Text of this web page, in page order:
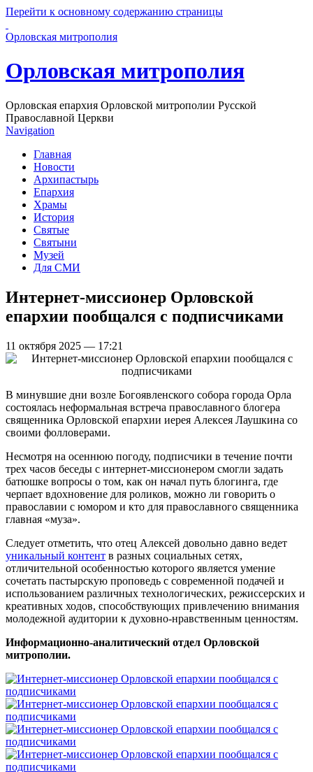
Перейти к основному содержанию страницы
Орловская митрополия
Орловская митрополия
Орловская епархия Орловской митрополии Русской
Православной Церкви
Navigation
Главная
Новости
Архипастырь
Епархия
Храмы
История
Святые
Святыни
Музей
Для СМИ
Интернет-миссионер Орловской
епархии пообщался с подписчиками
11 октября 2025 — 17:21
В минувшие дни возле Богоявленского собора города Орла
состоялась неформальная встреча православного блогера
священника Орловской епархии иерея Алексея Лаушкина со
своими фолловерами.
Несмотря на осеннюю погоду, подписчики в течение почти
трех часов беседы с интернет-миссионером смогли задать
батюшке вопросы о том, как он начал путь блогинга, где
черпает вдохновение для роликов, можно ли говорить о
православии с юмором и кто для православного священника
главная «муза».
Следует отметить, что отец Алексей довольно давно ведет
уникальный контент в разных социальных сетях,
отличительной особенностью которого является умение
сочетать пастырскую проповедь с современной подачей и
использованием различных технологических, режиссерских и
креативных ходов, способствующих привлечению внимания
молодежной аудитории к духовно-нравственным ценностям.
Информационно-аналитический отдел Орловской
митрополии.